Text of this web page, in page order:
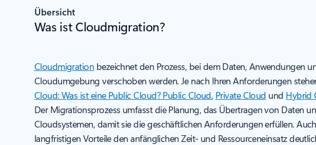
Übersicht
Was ist Cloudmigration?
Cloudmigration bezeichnet den Prozess, bei dem Daten, Anwendungen
Cloudumgebung verschoben werden. Je nach Ihren Anforderungen
Cloud: Was ist eine Public Cloud? Public Cloud, Private Cloud und Hybrid
Der Migrationsprozess umfasst die Planung, das Übertragen von Daten
Cloudsystemen, damit sie die geschäftlichen Anforderungen erfüllen.
langfristigen Vorteile den anfänglichen Zeit- und Ressourceneinsatz